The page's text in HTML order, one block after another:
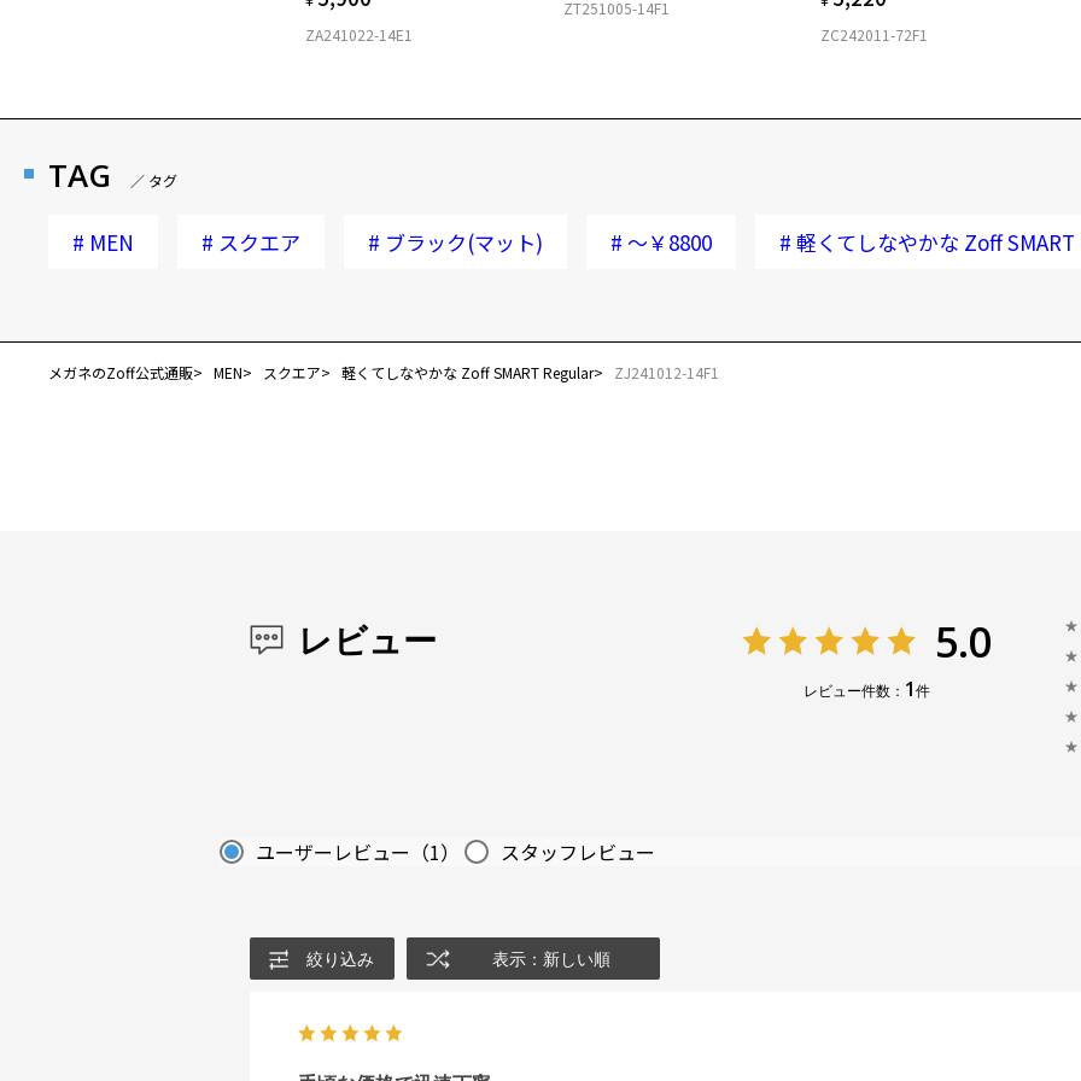
ZA241022-14E1
ZT251005-14F1
ZC242011-72F1
TAG ／ タグ
# MEN # スクエア # ブラック(マット) # ～￥8800 # 軽くてしなやかな Zoff
メガネのZoff公式通販 MEN スクエア 軽くてしなやかな Zoff SMART Regular ZJ241012-14F1
レビュー 5.0
レビュー件数： 1件
★
★
★
★
★
ユーザーレビュー （1） スタッフレビュー
絞り込み 表示：新しい順